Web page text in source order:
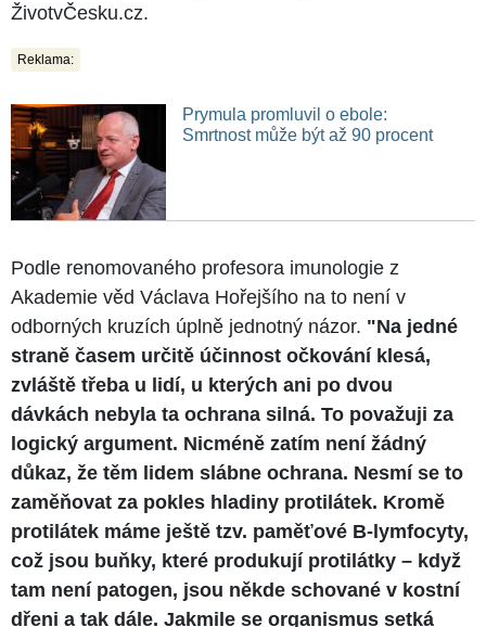
ŽivotvČesku.cz.
Reklama:
Prymula promluvil o ebole:
Smrtnost může být až 90 procent
Podle renomovaného profesora imunologie z
Akademie věd Václava Hořejšího na to není v
odborných kruzích úplně jednotný názor. "Na jedné
straně časem určitě účinnost očkování klesá,
zvláště třeba u lidí, u kterých ani po dvou
dávkách nebyla ta ochrana silná. To považuji za
logický argument. Nicméně zatím není žádný
důkaz, že těm lidem slábne ochrana. Nesmí se to
zaměňovat za pokles hladiny protilátek. Kromě
protilátek máme ještě tzv. paměťové B-lymfocyty,
což jsou buňky, které produkují protilátky – když
tam není patogen, jsou někde schované v kostní
dřeni a tak dále. Jakmile se organismus setká